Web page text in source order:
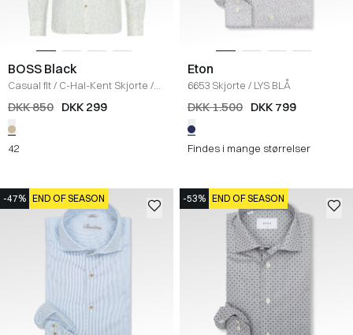
BOSS Black
Casual fit/ C-Hal-Kent Skjorte /
SAND
DKK 850 DKK 299
42
Eton
6653 Skjorte / LYS BLÅ
DKK 1.500 DKK 799
Findes i mange størrelser
-47% END OF SEASON -53% END OF SEASON